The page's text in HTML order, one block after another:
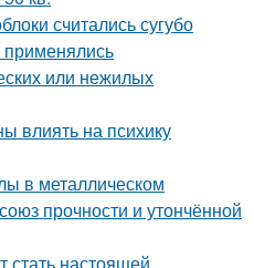
считались сугубо
или нежилых
влиять на психику
в металлическом
прочности и утончённой